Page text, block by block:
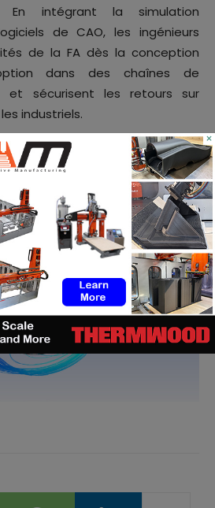
En intégrant la simulation
de CAO, les ingénieurs
de la FA dès la conception
dans des chaînes de
et sécurisent les retours sur
industriels.
parSebastian Stahn, Lead AE,
Optimization atAnsys.
×